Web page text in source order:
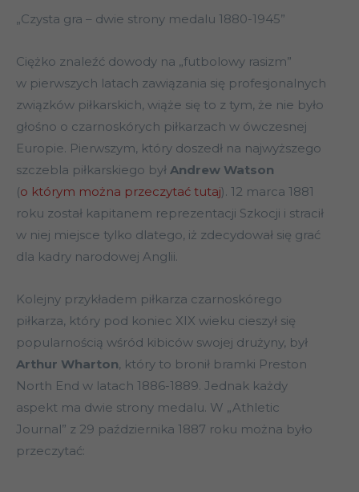
„Czysta gra – dwie strony medalu 1880-1945”
Ciężko znaleźć dowody na „futbolowy rasizm”
w pierwszych latach zawiązania się profesjonalnych
związków piłkarskich, wiąże się to z tym, że nie było
głośno o czarnoskórych piłkarzach w ówczesnej
Europie. Pierwszym, który doszedł na najwyższego
szczebla piłkarskiego był Andrew Watson
(o którym można przeczytać tutaj). 12 marca 1881
roku został kapitanem reprezentacji Szkocji i stracił
w niej miejsce tylko dlatego, iż zdecydował się grać
dla kadry narodowej Anglii.
Kolejny przykładem piłkarza czarnoskórego
piłkarza, który pod koniec XIX wieku cieszył się
popularnością wśród kibiców swojej drużyny, był
Arthur Wharton, który to bronił bramki Preston
North End w latach 1886-1889. Jednak każdy
aspekt ma dwie strony medalu. W „Athletic
Journal” z 29 października 1887 roku można było
przeczytać: